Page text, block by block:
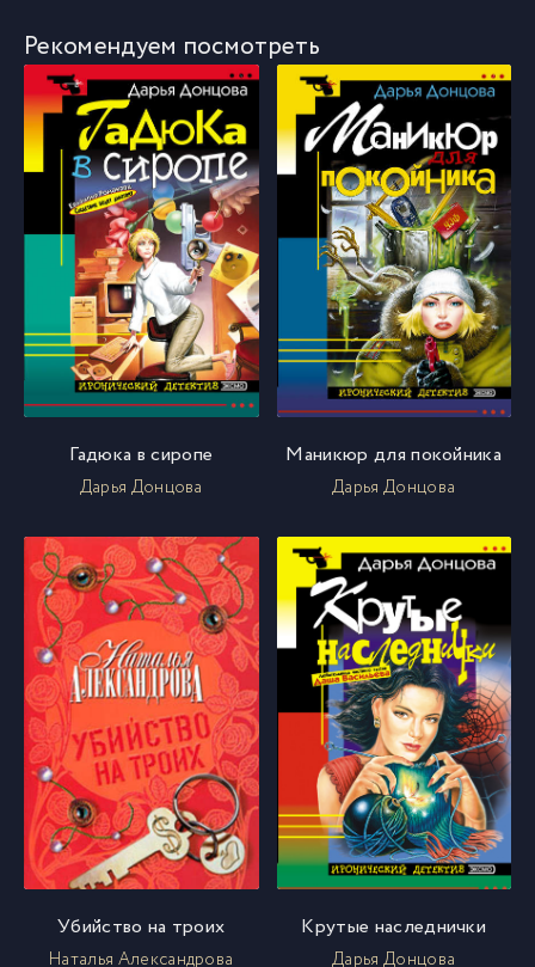
Рекомендуем посмотреть
Гадюка в сиропе
Дарья Донцова
Маникюр для покойника
Дарья Донцова
Убийство на троих
Наталья Александрова
Крутые наследнички
Дарья Донцова